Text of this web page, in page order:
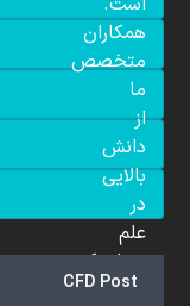
CFD Post
همکاران
متخصص
ما
از
دانش
بالایی
در
علم
دینامیک
سیالات